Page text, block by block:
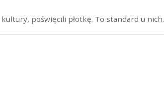
poświęcili płotkę. To standard u nich.